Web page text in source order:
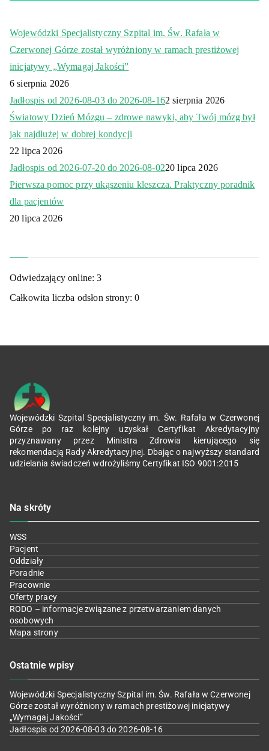
Wojewódzki Specjalistyczny Szpital im. Św. Rafała w
Czerwonej Górze został wyróżniony w ramach prestiżowej
inicjatywy „Wymagaj Jakości”
6 sierpnia 2026
Jadłospis od 2026-08-03 do 2026-08-162 sierpnia 2026
Światowy Dzień Mózgu – zdrowe nawyki, aby Twój mózg był
jak najdłużej w dobrej kondycji
22 lipca 2026
Jadłospis od 2026-07-20 do 2026-08-0220 lipca 2026
Pierwsza pomoc przy ukąszeniu kleszcza. Praktyczny poradnik
dla pacjentów
20 lipca 2026
Odwiedzający online:3
Całkowita liczba odsłon strony:0
Wojewódzki Szpital Specjalistyczny im. Św. Rafała w Czerwonej
Górze po raz kolejny uzyskał Certyfikat Akredytacyjny
przyznawany przez Ministra Zdrowia kierującego się
rekomendacją Rady Akredytacyjnej. Dbając o najwyższy standard
udzielania świadczeń wdrożyliśmy Certyfikat ISO 9001:2015
Na skróty
WSS
Pacjent
Oddziały
Poradnie
Pracownie
Oferty pracy
RODO – informacje związane z przetwarzaniem danych
osobowych
Mapa strony
Ostatnie wpisy
Wojewódzki Specjalistyczny Szpital im. Św. Rafała w Czerwonej
Górze został wyróżniony w ramach prestiżowej inicjatywy
„Wymagaj Jakości”
Jadłospis od 2026-08-03 do 2026-08-16